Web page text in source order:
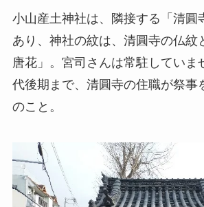
小山産土神社は、隣接する「清圓
あり、神社の紋は、清圓寺の仏紋
唐花」。宮司さんは常駐していま
代後期まで、清圓寺の住職が祭事
のこと。